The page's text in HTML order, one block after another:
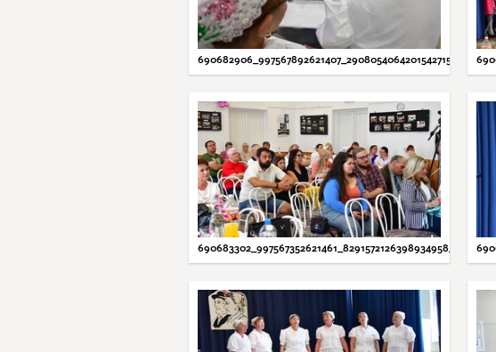
690682906_997567892621407_2908054064201542715_N.JPG
690683302_997567352621461_8291572126398934958_N.JPG